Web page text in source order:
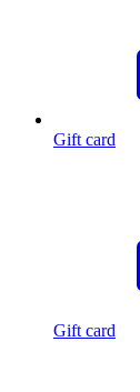
Gift card
Gift card